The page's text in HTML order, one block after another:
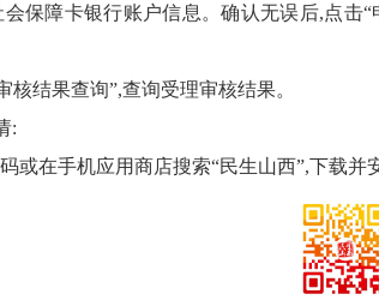
保障卡银行账户信息。确认无误后,点击
结果查询”,查询受理审核结果。
:
或在手机应用商店搜索“民生山西”,下载并